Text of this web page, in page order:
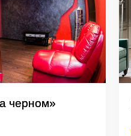
Все люстры
черном»